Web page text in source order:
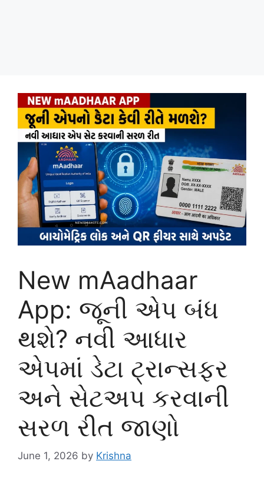
New mAadhaar
App: જૂની એપ બંધ
થશે? નવી આધાર
એપમાં ડેટા ટ્રાન્સફર
અને સેટઅપ કરવાની
સરળ રીત જાણો
June 1, 2026 by Krishna